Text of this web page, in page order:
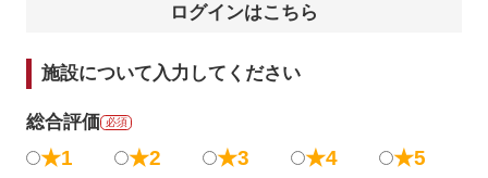
ログインはこちら
施設について入力してください
総合評価 必須
★1 ★2 ★3 ★4 ★5